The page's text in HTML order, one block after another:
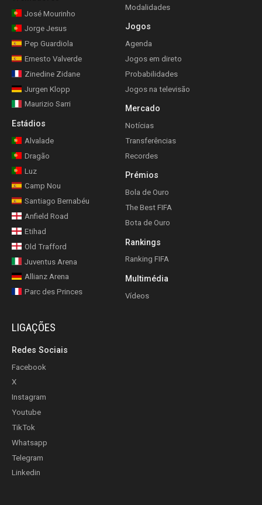
José Mourinho
Jorge Jesus
Pep Guardiola
Ernesto Valverde
Zinedine Zidane
Jurgen Klopp
Maurizio Sarri
Estádios
Alvalade
Dragão
Luz
Camp Nou
Santiago Bernabéu
Anfield Road
Etihad
Old Trafford
Juventus Arena
Allianz Arena
Parc des Princes
Modalidades
Jogos
Agenda
Jogos em direto
Probabilidades
Jogos na televisão
Mercado
Notícias
Transferências
Recordes
Prémios
Bola de Ouro
The Best FIFA
Bota de Ouro
Rankings
Ranking FIFA
Multimédia
Vídeos
LIGAÇÕES
Redes Sociais
Facebook
X
Instagram
Youtube
TikTok
Whatsapp
Telegram
Linkedin